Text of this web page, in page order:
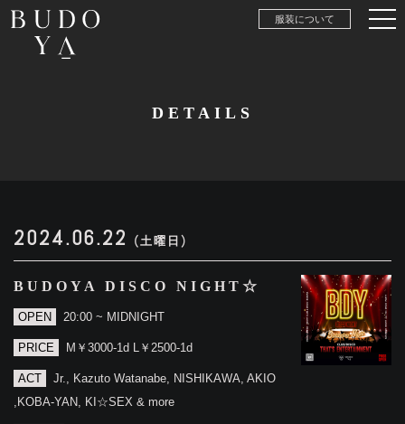
服装について
DETAILS
2024.06.22 (土曜日)
BUDOYA DISCO NIGHT☆
OPEN 20:00 ~ MIDNIGHT
PRICE M￥3000-1d L￥2500-1d
ACT
Jr., Kazuto Watanabe, NISHIKAWA, AKIO
,KOBA-YAN, KI☆SEX & more